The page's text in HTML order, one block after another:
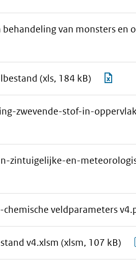
w001v5-
behandeling van monsters
(xls, 184 kB)
selectie913-
zwevende-stof-in-
zintuigelijke-en-
chemische veldparameters
v4.xlsm (xlsm, 107 kB) aan